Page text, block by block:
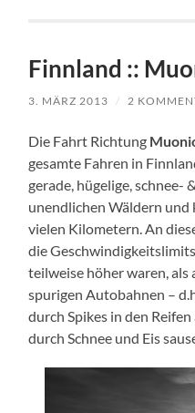
Finnland ::
3. MÄRZ 2013 / 2
Die Fahrt Richtung
gesamte Fahren in
gerade, hügelige, schnee-
unendlichen Wäldern und
vielen Kilometern. An
die
teilweise höher waren, als
spurigen Autobahnen –
durch Spikes in den
durch Schnee und Eis